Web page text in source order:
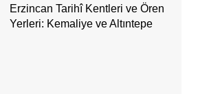
Erzincan Tarihî Kentleri ve Ören
Yerleri: Kemaliye ve Altıntepe